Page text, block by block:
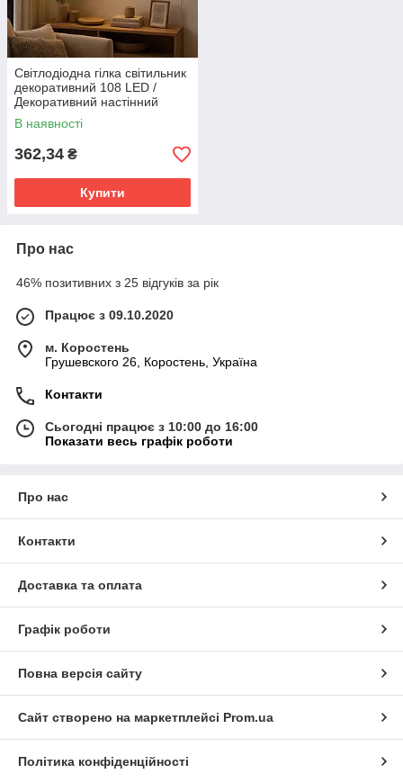
Світлодіодна гілка світильник
декоративний 108 LED /
Декоративний настінний
світильник у формі лози /
Гірлянда на USB
В наявності
362,34 ₴
Купити
Про нас
46% позитивних з 25 відгуків за рік
Працює з 09.10.2020
м. Коростень
Грушевского 26, Коростень, Україна
Контакти
Сьогодні працює з 10:00 до 16:00
Показати весь графік роботи
Про нас
Контакти
Доставка та оплата
Графік роботи
Повна версія сайту
Сайт створено на маркетплейсі Prom.ua
Політика конфіденційності